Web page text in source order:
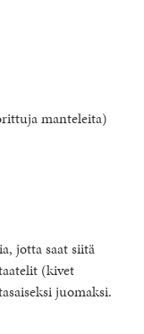
manteleita)
jotta saat siitä
(kivet
juomaksi.